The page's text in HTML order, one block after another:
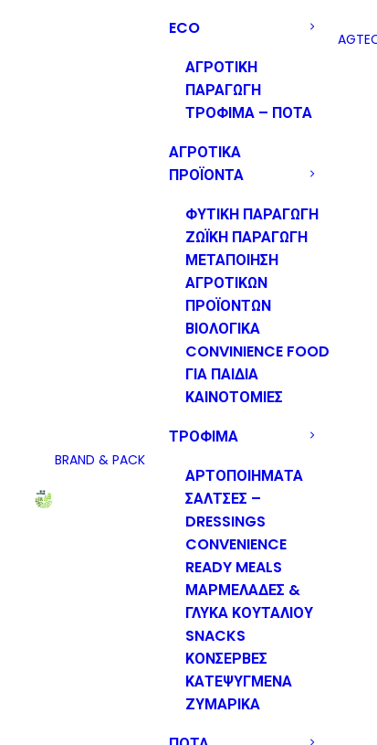
BRAND & PACK
ECO
ΑΓΡΟΤΙΚΗ
ΠΑΡΑΓΩΓΗ
ΤΡΟΦΙΜΑ – ΠΟΤΑ
ΑΓΡΟΤΙΚΑ
ΠΡΟΪΟΝΤΑ
ΦΥΤΙΚΗ ΠΑΡΑΓΩΓΗ
ΖΩΪΚΗ ΠΑΡΑΓΩΓΗ
ΜΕΤΑΠΟΙΗΣΗ
ΑΓΡΟΤΙΚΩΝ
ΠΡΟΪΟΝΤΩΝ
ΒΙΟΛΟΓΙΚΑ
CONVINIENCE FOOD
ΓΙΑ ΠΑΙΔΙΑ
ΚΑΙΝΟΤΟΜΙΕΣ
ΤΡΟΦΙΜΑ
ΑΡΤΟΠΟΙΗΜΑΤΑ
ΣΑΛΤΣΕΣ –
DRESSINGS
CONVENIENCE
READY MEALS
ΜΑΡΜΕΛΑΔΕΣ &
ΓΛΥΚΑ ΚΟΥΤΑΛΙΟΥ
SNACKS
ΚΟΝΣΕΡΒΕΣ
ΚΑΤΕΨΥΓΜΕΝΑ
ΖΥΜΑΡΙΚΑ